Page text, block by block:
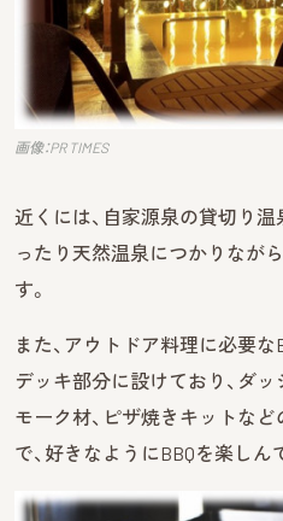
画像：PR TIMES
近くには、自家源泉の貸切り温
ったり天然温泉につかりなが
す。
また、アウトドア料理に必要
デッキ部分に設けており、ダッ
モーク材、ピザ焼きキットな
で、好きなようにBBQを楽しん